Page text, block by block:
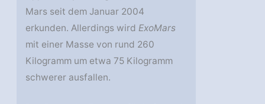
Mars seit dem Januar 2004
erkunden. Allerdings wirdExoMars
mit einer Masse von rund 260
Kilogramm um etwa 75 Kilogramm
schwerer ausfallen.